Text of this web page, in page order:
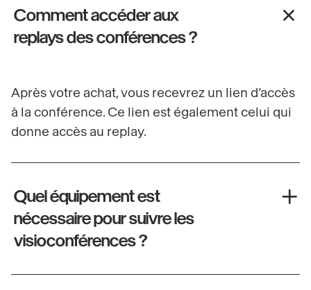
Comment accéder aux
replays des conférences ?
Après votre achat, vous recevrez un lien d’accès
à la conférence. Ce lien est également celui qui
donne accès au replay.
Quel équipement est
nécessaire pour suivre les
visioconférences ?